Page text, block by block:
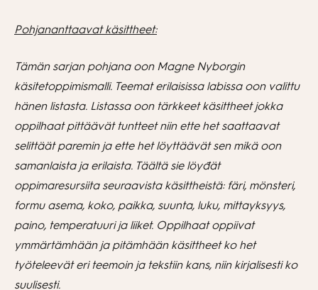
Pohjananttaavat käsittheet:
Tämän sarjan pohjana oon Magne Nyborgin
käsitetoppimismalli. Teemat erilaisissa labissa oon valittu
hänen listasta. Listassa oon tärkkeet käsittheet jokka
oppilhaat pittäävät tuntteet niin ette het saattaavat
selittäät paremin ja ette het löyttäävät sen mikä oon
samanlaista ja erilaista. Täältä sie löyđät
oppimaresursiita seuraavista käsittheistä: färi, mönsteri,
formu asema, koko, paikka, suunta, luku, mittayksyys,
paino, temperatuuri ja liiket. Oppilhaat oppiivat
ymmärtämhään ja pitämhään käsittheet ko het
työteleevät eri teemoin ja tekstiin kans, niin kirjalisesti ko
suulisesti.